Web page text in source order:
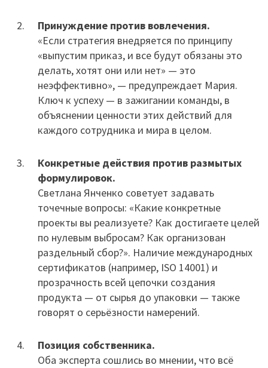
Принуждение против вовлечения.
«Если стратегия внедряется по принципу
«выпустим приказ, и все будут обязаны это
делать, хотят они или нет» — это
неэффективно», — предупреждает Мария.
Ключ к успеху — в зажигании команды, в
объяснении ценности этих действий для
каждого сотрудника и мира в целом.
Конкретные действия против размытых
формулировок.
Светлана Янченко советует задавать
точечные вопросы: «Какие конкретные
проекты вы реализуете? Как достигаете целей
по нулевым выбросам? Как организован
раздельный сбор?». Наличие международных
сертификатов (например, ISO 14001) и
прозрачность всей цепочки создания
продукта — от сырья до упаковки — также
говорят о серьёзности намерений.
Позиция собственника.
Оба эксперта сошлись во мнении, что всё